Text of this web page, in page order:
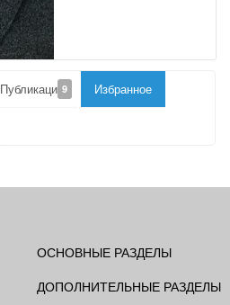
Публикации9 Избранное
ОСНОВНЫЕ РАЗДЕЛЫ
ДОПОЛНИТЕЛЬНЫЕ РАЗДЕЛЫ